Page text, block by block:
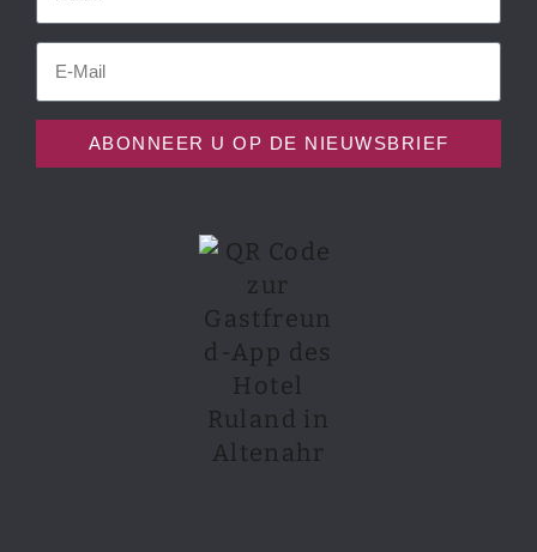
ABONNEER U OP DE NIEUWSBRIEF